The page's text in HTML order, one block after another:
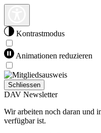
Kontrastmodus
Animationen reduzieren
Schliessen
DAV Newsletter
Wir arbeiten noch daran und
verfügbar ist.